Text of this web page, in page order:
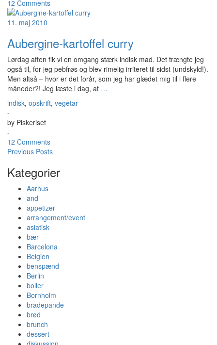
12 Comments
11. maj 2010
Aubergine-kartoffel curry
Lørdag aften fik vi en omgang stærk indisk mad. Det trængte jeg
også til, for jeg pebfrøs og blev rimelig irriteret til sidst (undskyld!).
Men altså – hvor er det forår, som jeg har glædet mig til i flere
måneder?! Jeg læste i dag, at …
indisk, opskrift, vegetar
-
by Piskeriset
-
12 Comments
Previous Posts
Kategorier
Aarhus
and
appetizer
arrangement/event
asiatisk
bær
Barcelona
Belgien
benspænd
Berlin
boller
Bornholm
bradepande
brød
brunch
dessert